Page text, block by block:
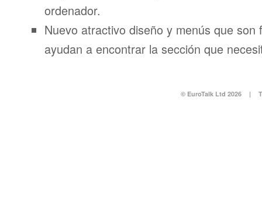
ordenador.
Nuevo atractivo diseño y menús que son
ayudan a encontrar la sección que
© EuroTalk Ltd 2026 |